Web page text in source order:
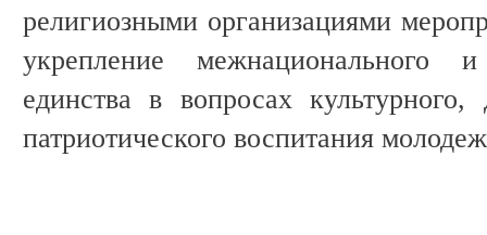
религиозными организациями
укрепление межнационального и
единства в вопросах культурного,
патриотического воспитания